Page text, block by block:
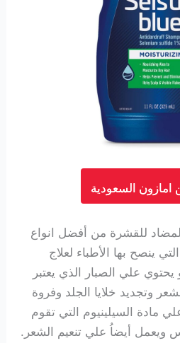
امازون السعودية
للقشرة من أفضل انواع
ينصح بها الأطباء لعلاج
علي الصبار الذي يعتبر
وتجديد خلايا الجلد وفروة
مادة السيلينيوم التي تقوم
ويعمل أيضاُ علي تنعيم الشعر.